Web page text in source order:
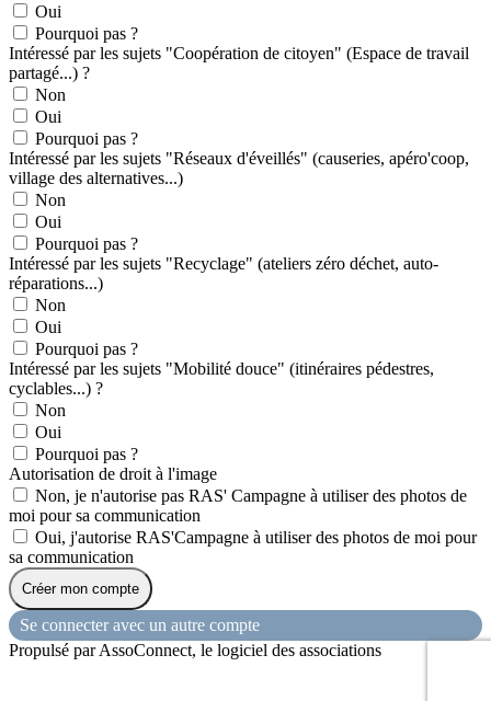
Oui
Pourquoi pas ?
Intéressé par les sujets "Coopération de citoyen" (Espace de travail
partagé...) ?
Non
Oui
Pourquoi pas ?
Intéressé par les sujets "Réseaux d'éveillés" (causeries, apéro'coop,
village des alternatives...)
Non
Oui
Pourquoi pas ?
Intéressé par les sujets "Recyclage" (ateliers zéro déchet, auto-
réparations...)
Non
Oui
Pourquoi pas ?
Intéressé par les sujets "Mobilité douce" (itinéraires pédestres,
cyclables...) ?
Non
Oui
Pourquoi pas ?
Autorisation de droit à l'image
Non, je n'autorise pas RAS' Campagne à utiliser des photos de
moi pour sa communication
Oui, j'autorise RAS'Campagne à utiliser des photos de moi pour
sa communication
Créer mon compte
Se connecter avec un autre compte
Propulsé par AssoConnect, le logiciel des associations